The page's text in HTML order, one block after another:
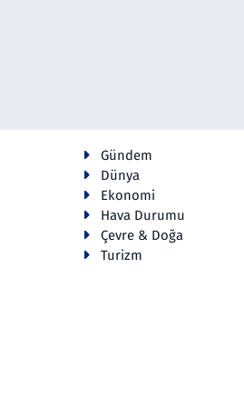
Gündem
Dünya
Ekonomi
Hava Durumu
Çevre & Doğa
Turizm